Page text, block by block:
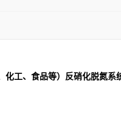
工、食品等）反硝化脱氮